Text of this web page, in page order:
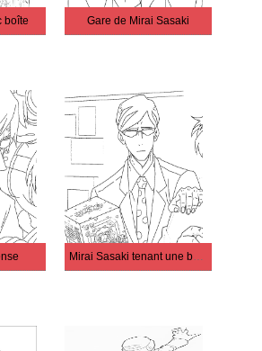
boîte Gare de Mirai Sasaki